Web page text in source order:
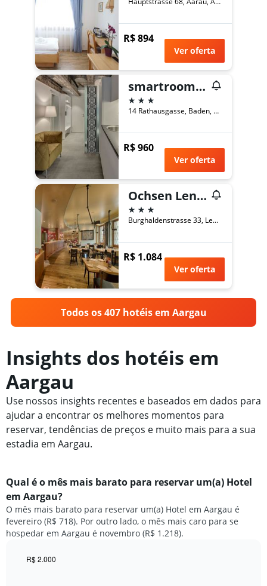
R$ 894
Ver oferta
smartroom The Residence la Cittadella Baden
3 estrelas
14 Rathausgasse, Baden, Aargau, Suíça
R$ 960
Ver oferta
Ochsen Lenzburg
3 estrelas
Burghaldenstrasse 33, Lenzburg, Aargau, Suíça
R$ 1.084
Ver oferta
Todos os 407 hotéis em Aargau
Insights dos hotéis em
Aargau
Use nossos insights recentes e baseados em dados para
ajudar a encontrar os melhores momentos para
reservar, tendências de preços e muito mais para a sua
estadia em Aargau.
Qual é o mês mais barato para reservar um(a) Hotel
em Aargau?
O mês mais barato para reservar um(a) Hotel em Aargau é
fevereiro (R$ 718). Por outro lado, o mês mais caro para se
hospedar em Aargau é novembro (R$ 1.218).
R$ 2.000